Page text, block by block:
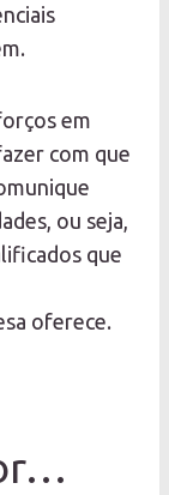
em
com que
ou seja,
que
oferece.